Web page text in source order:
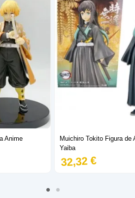
Anime
Muichiro Tokito Figura de
Yaiba
32,32 €